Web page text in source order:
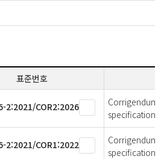
표준번호
2:2021/COR2:2026
Corrigendum
specifications
2:2021/COR1:2022
Corrigendum
specifications